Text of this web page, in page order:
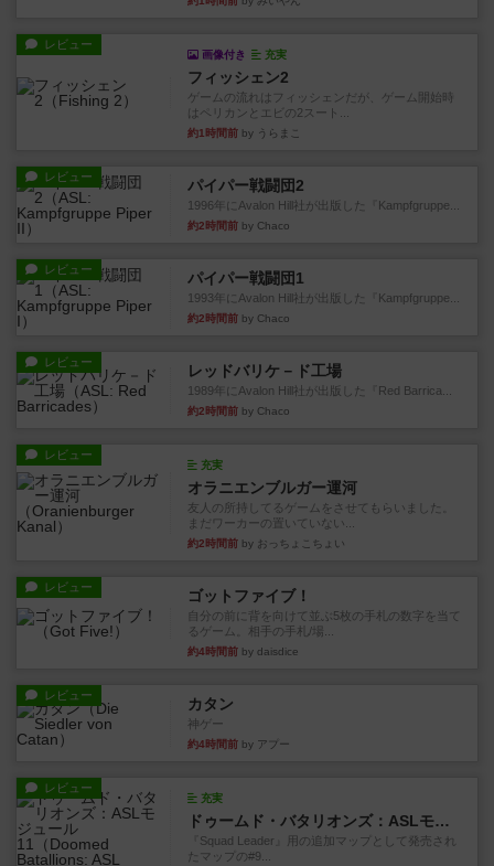
レビュー
画像付き 充実
フィッシェン2
ゲームの流れはフィッシェンだが、ゲーム開始時
はペリカンとエビの2スート...
約1時間前 by うらまこ
レビュー パイパー戦闘団2
1996年にAvalon Hill社が出版した『Kampfgruppe...
約2時間前 by Chaco
レビュー パイパー戦闘団1
1993年にAvalon Hill社が出版した『Kampfgruppe...
約2時間前 by Chaco
レビュー レッドバリケ－ド工場
1989年にAvalon Hill社が出版した『Red Barrica...
約2時間前 by Chaco
レビュー
充実
オラニエンブルガー運河
友人の所持してるゲームをさせてもらいました。
まだワーカーの置いていない...
約2時間前 by おっちょこちょい
レビュー ゴットファイブ！
自分の前に背を向けて並ぶ5枚の手札の数字を当て
るゲーム。相手の手札/場...
約4時間前 by daisdice
レビュー カタン
神ゲー
約4時間前 by アプー
レビュー
充実
ドゥームド・バタリオンズ：ASLモジュール11
『Squad Leader』用の追加マップとして発売され
たマップの#9...